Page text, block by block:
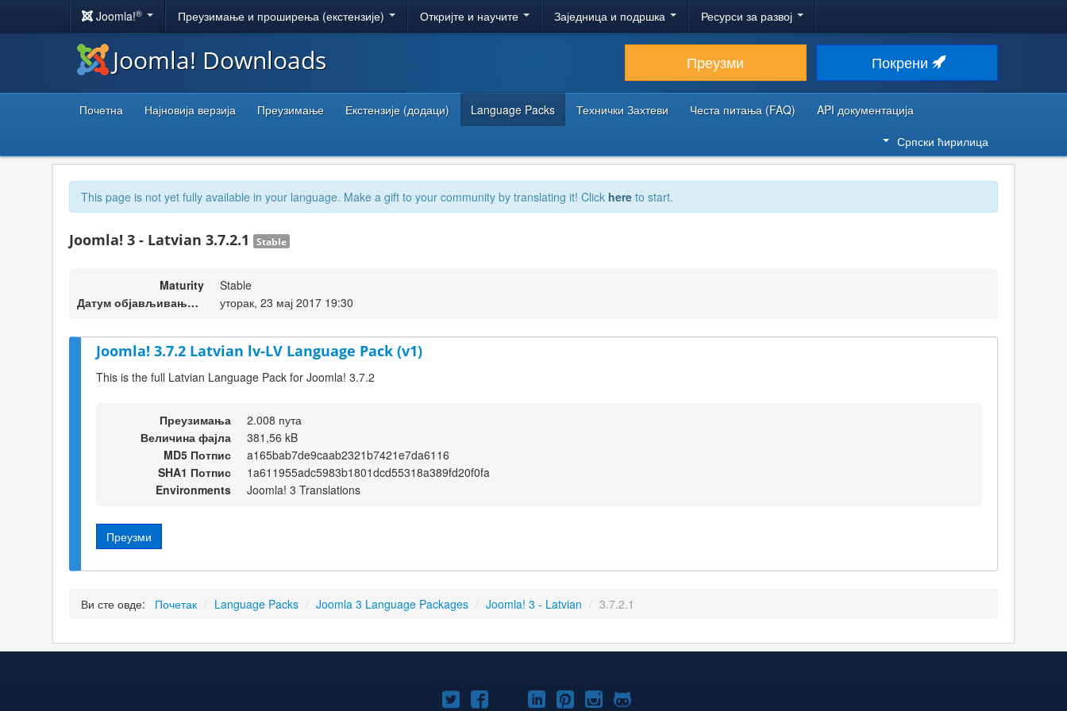
Joomla!® Преузимање и проширења (екстензије) Откријте и научите Заједница и подршка Ресурси за развој
Joomla! Downloads Преузми Покрени
Почетна Најновија верзија Преузимање Екстензије (додаци) Language Packs Технички Захтеви Честа питања (FAQ)
API документација
Српски ћирилица
This page is not yet fully available in your language. Make a gift to your community by translating it! Click here to start.
Joomla! 3 - Latvian 3.7.2.1 Stable
Maturity
Stable
Датум објављивања верзије
уторак, 23 мај 2017 19:30
Joomla! 3.7.2 Latvian lv-LV Language Pack (v1)
This is the full Latvian Language Pack for Joomla! 3.7.2
Преузимања
2.008 пута
Величина фајла
381,56 kB
MD5 Потпис
a165bab7de9caab2321b7421e7da6116
SHA1 Потпис
1a611955adc5983b1801dcd55318a389fd20f0fa
Environments
Joomla! 3 Translations
Преузми
Ви сте овде: Почетак / Language Packs / Joomla 3 Language Packages / Joomla! 3 - Latvian / 3.7.2.1
Joomla!Joomla!Joomla!
Joomla!Joomla!
Joomla!Joomla!